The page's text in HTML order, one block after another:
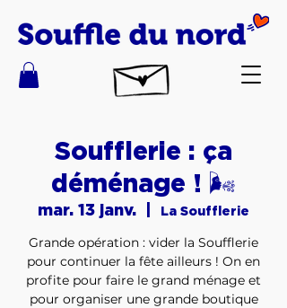
Soufflerie : ça
déménage ! 🌬️​
mar. 13 janv. La Soufflerie
Grande opération : vider la Soufflerie
pour continuer la fête ailleurs ! On en
profite pour faire le grand ménage et
pour organiser une grande boutique